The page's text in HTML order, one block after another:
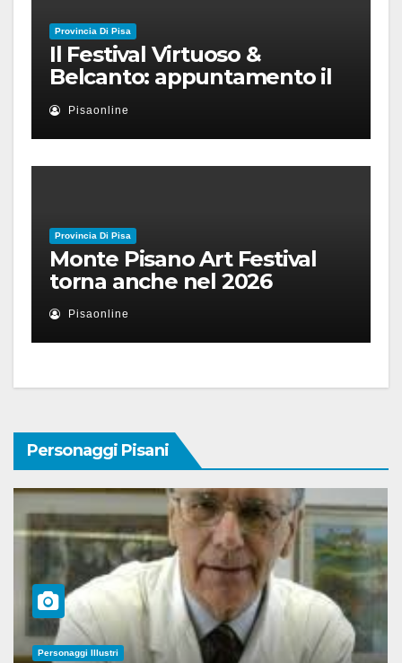
Provincia Di Pisa
Il Festival Virtuoso &
Belcanto: appuntamento il
28 luglio a Palazzo Blu con
Ruben Micieli
Pisaonline
Provincia Di Pisa
Monte Pisano Art Festival
torna anche nel 2026
Pisaonline
Personaggi Pisani
Personaggi Illustri